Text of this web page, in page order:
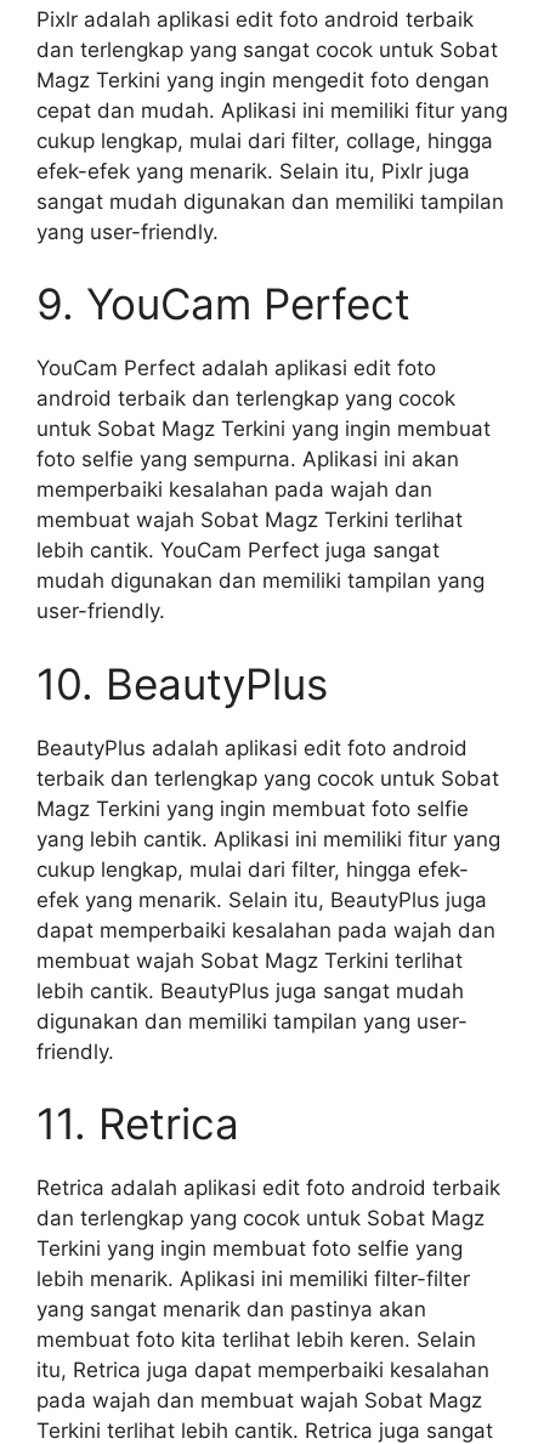
Pixlr adalah aplikasi edit foto android terbaik
dan terlengkap yang sangat cocok untuk Sobat
Magz Terkini yang ingin mengedit foto dengan
cepat dan mudah. Aplikasi ini memiliki fitur yang
cukup lengkap, mulai dari filter, collage, hingga
efek-efek yang menarik. Selain itu, Pixlr juga
sangat mudah digunakan dan memiliki tampilan
yang user-friendly.
9. YouCam Perfect
YouCam Perfect adalah aplikasi edit foto
android terbaik dan terlengkap yang cocok
untuk Sobat Magz Terkini yang ingin membuat
foto selfie yang sempurna. Aplikasi ini akan
memperbaiki kesalahan pada wajah dan
membuat wajah Sobat Magz Terkini terlihat
lebih cantik. YouCam Perfect juga sangat
mudah digunakan dan memiliki tampilan yang
user-friendly.
10. BeautyPlus
BeautyPlus adalah aplikasi edit foto android
terbaik dan terlengkap yang cocok untuk Sobat
Magz Terkini yang ingin membuat foto selfie
yang lebih cantik. Aplikasi ini memiliki fitur yang
cukup lengkap, mulai dari filter, hingga efek-
efek yang menarik. Selain itu, BeautyPlus juga
dapat memperbaiki kesalahan pada wajah dan
membuat wajah Sobat Magz Terkini terlihat
lebih cantik. BeautyPlus juga sangat mudah
digunakan dan memiliki tampilan yang user-
friendly.
11. Retrica
Retrica adalah aplikasi edit foto android terbaik
dan terlengkap yang cocok untuk Sobat Magz
Terkini yang ingin membuat foto selfie yang
lebih menarik. Aplikasi ini memiliki filter-filter
yang sangat menarik dan pastinya akan
membuat foto kita terlihat lebih keren. Selain
itu, Retrica juga dapat memperbaiki kesalahan
pada wajah dan membuat wajah Sobat Magz
Terkini terlihat lebih cantik. Retrica juga sangat